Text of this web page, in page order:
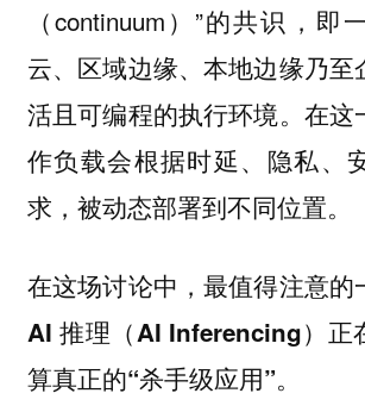
（continuum）”的共识，即
云、区域边缘、本地边缘乃至
活且可编程的执行环境。在这
作负载会根据时延、隐私、
求，被动态部署到不同位置。
在这场讨论中，最值得注意的
AI 推理（AI Inferencing）正
算真正的“杀手级应用”。